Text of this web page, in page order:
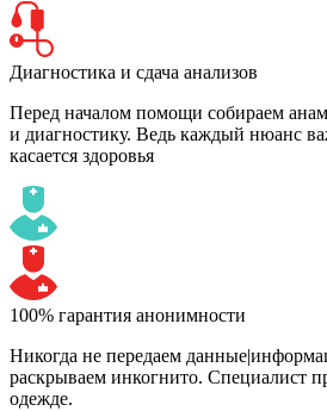
Диагностика и сдача анализов
Перед началом помощи собираем
и диагностику. Ведь каждый нюанс
касается здоровья
100% гарантия анонимности
Никогда не передаем
раскрываем инкогнито. Специалист
одежде.